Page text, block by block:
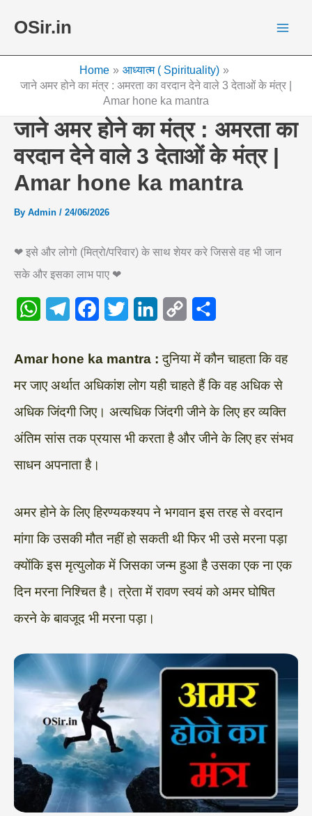
OSir.in
Home
आध्यात्म ( Spirituality)
जाने अमर होने का मंत्र : अमरता का वरदान देने वाले 3 देताओं के मंत्र |
Amar hone ka mantra
जाने अमर होने का मंत्र : अमरता का
वरदान देने वाले 3 देताओं के मंत्र |
Amar hone ka mantra
By Admin / 24/06/2026
❤ इसे और लोगो (मित्रो/परिवार) के साथ शेयर करे जिससे वह भी जान
सके और इसका लाभ पाए ❤
W
a
t
l
e
g
c
e
i
t
n
k
e
p
y
L
a
r
Amar hone ka mantra : दुनिया में कौन चाहता कि वह
मर जाए अर्थात अधिकांश लोग यही चाहते हैं कि वह अधिक से
अधिक जिंदगी जिए। अत्यधिक जिंदगी जीने के लिए हर व्यक्ति
अंतिम सांस तक प्रयास भी करता है और जीने के लिए हर संभव
साधन अपनाता है।
अमर होने के लिए हिरण्यकश्यप ने भगवान इस तरह से वरदान
मांगा कि उसकी मौत नहीं हो सकती थी फिर भी उसे मरना पड़ा
क्योंकि इस मृत्युलोक में जिसका जन्म हुआ है उसका एक ना एक
दिन मरना निश्चित है। त्रेता में रावण स्वयं को अमर घोषित
करने के बावजूद भी मरना पड़ा।